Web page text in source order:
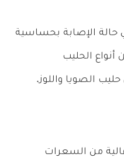
حالة الإصابة بحساسية
أنواع الحليب
الصويا واللوز.
من السعرات